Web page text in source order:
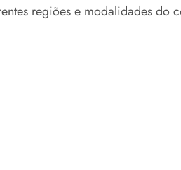
regiões e modalidades do